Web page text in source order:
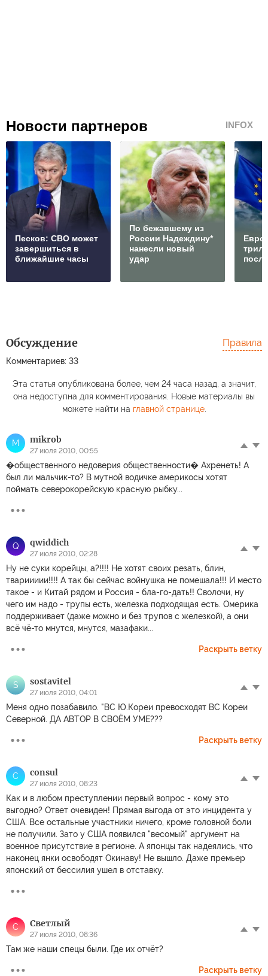
Новости партнеров INFOX
Песков: СВО может
завершиться в
ближайшие часы
По бежавшему из
России Надеждину*
нанесли новый
удар
Обсуждение
Комментариев: 33
Правила
Эта статья опубликована более, чем 24 часа назад, а значит,
она недоступна для комментирования. Новые материалы вы
можете найти на главной странице.
M mikrob
27 июля 2010, 00:55
�общественного недоверия общественности� Ахренеть! А
был ли мальчик-то? В мутной водичке америкосы хотят
поймать северокорейскую красную рыбку...
Q qwiddich
27 июля 2010, 02:28
Ну не суки корейцы, а?!!!! Не хотят своих резать, блин,
твариииии!!!! А так бы сейчас войнушка не помешала!!! И место
такое - и Китай рядом и Россия - бла-го-дать!! Сволочи, ну
чего им надо - трупы есть, железка подходящая есть. Омерика
поддерживает (даже можно и без трупов с железкой), а они
всё чё-то мнутся, мнутся, мазафаки...
Раскрыть ветку
S sostavitel
27 июля 2010, 04:01
Меня одно позабавило. "ВС Ю.Кореи превосходят ВС Кореи
Северной. ДА АВТОР В СВОЁМ УМЕ???
Раскрыть ветку
C consul
27 июля 2010, 08:23
Как и в любом преступлении первый вопрос - кому это
выгодно? Ответ очевиден! Прямая выгода от это инцидента у
США. Все остальные участники ничего, кроме головной боли
не получили. Зато у США появился "весомый" аргумент на
военное присутствие в регионе. А японцы так надеялись, что
наконец янки освободят Окинаву! Не вышло. Даже премьер
японский от бессилия ушел в отставку.
С Светлый
27 июля 2010, 08:36
Там же наши спецы были. Где их отчёт?
Раскрыть ветку